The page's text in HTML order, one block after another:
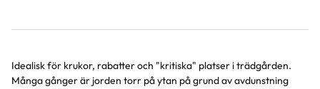
Produktinformation
Idealisk för krukor, rabatter och "kritiska" platser i trädgården.
Många gånger är jorden torr på ytan på grund av avdunstning